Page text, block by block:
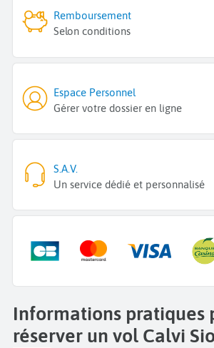
Remboursement
Selon conditions
Espace Personnel
Gérer votre dossier en ligne
S.A.V.
Un service dédié et personnalisé
Informations pratiques
réserver un vol Calvi